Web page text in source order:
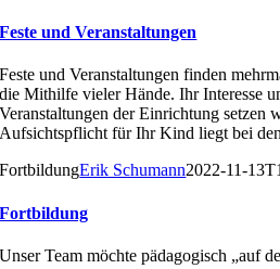
Feste und Veranstaltungen
Feste und Veranstaltungen finden
die Mithilfe vieler Hände. Ihr Interesse
Veranstaltungen der Einrichtung setzen
Aufsichtspflicht für Ihr Kind liegt bei
FortbildungErik Schumann2022-11-
Fortbildung
Unser Team möchte pädagogisch „auf